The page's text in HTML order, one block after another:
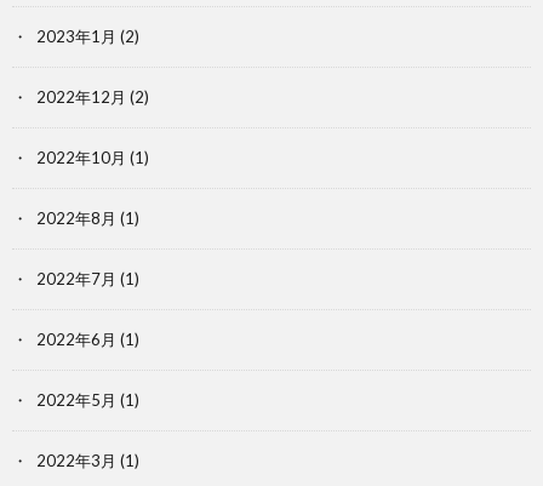
2023年1月 (2)
2022年12月 (2)
2022年10月 (1)
2022年8月 (1)
2022年7月 (1)
2022年6月 (1)
2022年5月 (1)
2022年3月 (1)